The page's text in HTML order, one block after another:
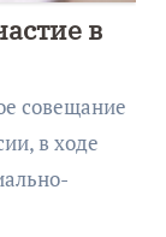
в
совещание
в ходе